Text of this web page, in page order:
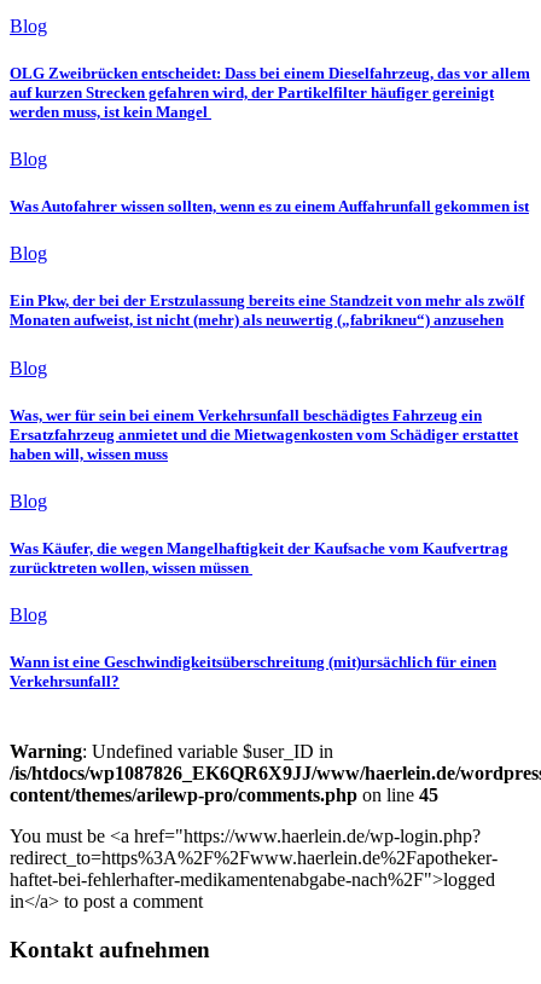
Blog
OLG Zweibrücken entscheidet: Dass bei einem Dieselfahrzeug, das vor allem
auf kurzen Strecken gefahren wird, der Partikelfilter häufiger gereinigt
werden muss, ist kein Mangel
Blog
Was Autofahrer wissen sollten, wenn es zu einem Auffahrunfall gekommen ist
Blog
Ein Pkw, der bei der Erstzulassung bereits eine Standzeit von mehr als zwölf
Monaten aufweist, ist nicht (mehr) als neuwertig („fabrikneu“) anzusehen
Blog
Was, wer für sein bei einem Verkehrsunfall beschädigtes Fahrzeug ein
Ersatzfahrzeug anmietet und die Mietwagenkosten vom Schädiger erstattet
haben will, wissen muss
Blog
Was Käufer, die wegen Mangelhaftigkeit der Kaufsache vom Kaufvertrag
zurücktreten wollen, wissen müssen
Blog
Wann ist eine Geschwindigkeitsüberschreitung (mit)ursächlich für einen
Verkehrsunfall?
Warning: Undefined variable $user_ID in
/is/htdocs/wp1087826_EK6QR6X9JJ/www/haerlein.de/
content/themes/arilewp-pro/comments.php on line 45
You must be <a href="https://www.haerlein.de/wp-login.php?
redirect_to=https%3A%2F%2Fwww.haerlein.de%2Fapotheker-
haftet-bei-fehlerhafter-medikamentenabgabe-nach%2F">logged
in</a> to post a comment
Kontakt aufnehmen